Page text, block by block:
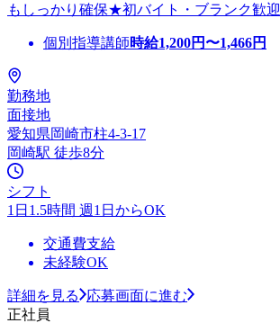
もしっかり確保★初バイト・ブランク歓迎
個別指導講師時給1,200円〜1,466円
勤務地
面接地
愛知県岡崎市柱4-3-17
岡崎駅 徒歩8分
シフト
1日1.5時間 週1日からOK
交通費支給
未経験OK
詳細を見る
応募画面に進む
正社員